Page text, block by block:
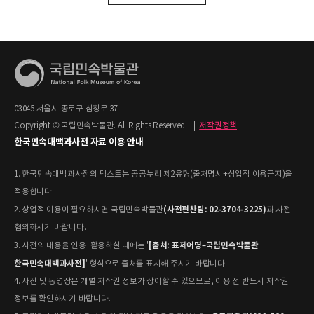
03045 서울시 종로구 삼청로 37
Copyright © 국립민속박물관. All Rights Reserved.
저작권정책
한국민속대백과사전 자료 이용 안내
1. 한국민속대백과사전의 텍스트는 공공누리 제2유형(출처명시+상업적 이용금지)을
적용합니다.
2. 상업적 이용이 필요하시면 국립민속박물관(사전편찬팀: 02-3704-3225)과 사전
협의하시기 바랍니다.
3. 사전의 내용을 인용·활용하실 때에는 ' [출처: 표제어명–국립민속박물관
한국민속대백과사전] ' 형식으로 출처를 표시해 주시기 바랍니다.
4. 사진 및 동영상은 개별 저작권 정보가 상이할 수 있으므로, 이용 전 반드시 저작권
정보를 확인하시기 바랍니다.